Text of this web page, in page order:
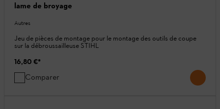
lame de broyage
Autres
Jeu de pièces de montage pour le montage des outils de coupe
sur la débroussailleuse STIHL
16,80 €*
Comparer